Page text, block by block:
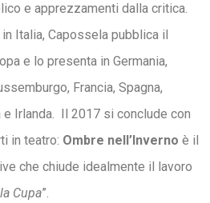
e apprezzamenti dalla critica.
Italia, Capossela pubblica il
e lo presenta in Germania,
Francia, Spagna,
e Irlanda. Il 2017 si conclude con
in teatro: Ombre nell’Inverno è il
che chiude idealmente il lavoro
Cupa”.